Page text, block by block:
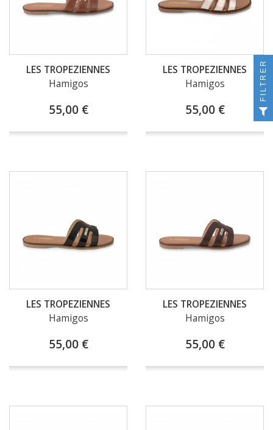
LES TROPEZIENNES
Hamigos
55,00 €
LES TROPEZIENNES
Hamigos
55,00 €
LES TROPEZIENNES
Hamigos
55,00 €
LES TROPEZIENNES
Hamigos
55,00 €
FILTRER